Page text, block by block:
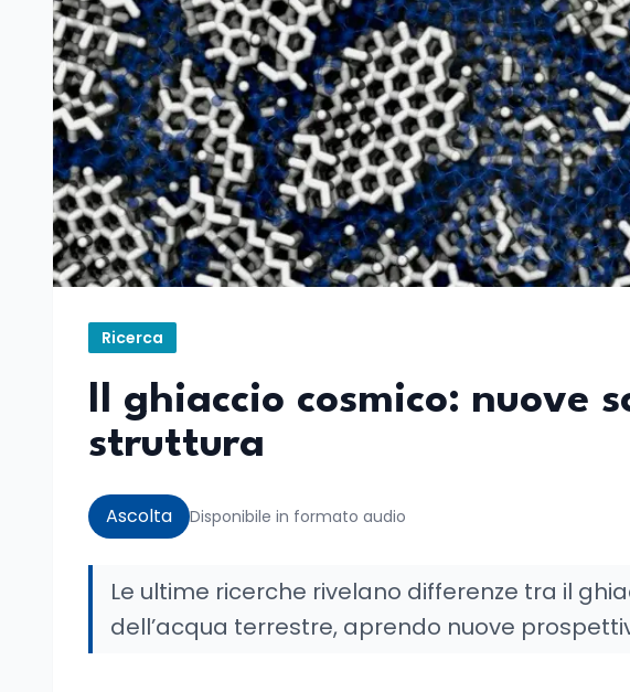
Ricerca
Il ghiaccio cosmico: nuove
struttura
Ascolta Disponibile in formato audio
Le ultime ricerche rivelano differenze tra il
dell’acqua terrestre, aprendo nuove